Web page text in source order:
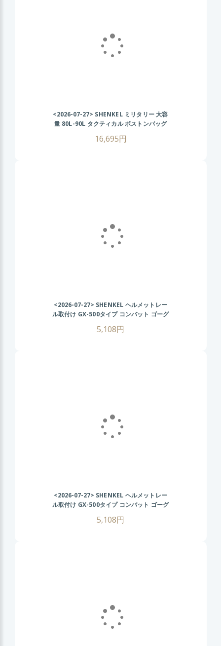
<2026-07-27> SHENKEL ミリタリー 大容
量 80L-90L タクティカル ボストンバッグ
サバゲー サバイバルゲーム
16,695円
<2026-07-27> SHENKEL ヘルメットレー
ル取付け GX-500タイプ コンバット ゴーグ
バゲー
5,108円
<2026-07-27> SHENKEL ヘルメットレー
ル取付け GX-500タイプ コンバット ゴーグ
バゲー
5,108円